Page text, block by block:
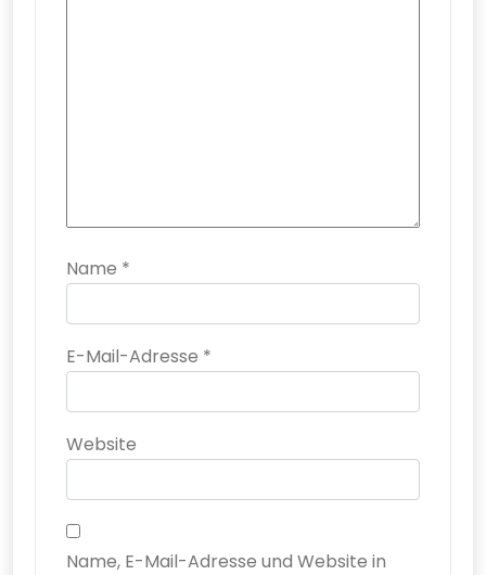
Name *
E-Mail-Adresse *
Website
Name, E-Mail-Adresse und Website in